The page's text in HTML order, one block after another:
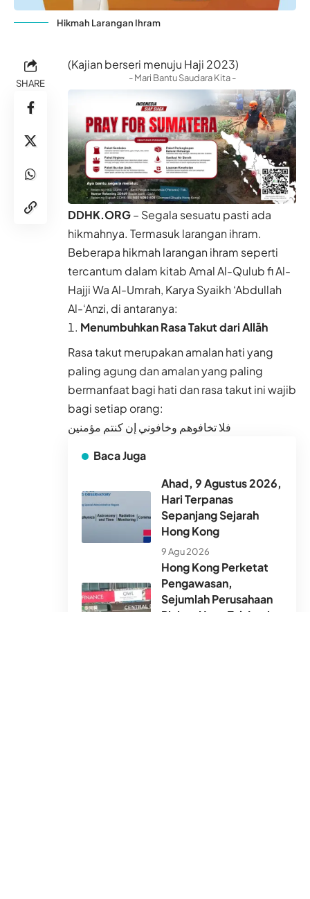
Hikmah Larangan Ihram
SHARE
(Kajian berseri menuju Haji 2023)
- Mari Bantu Saudara Kita -
DDHK.ORG– Segala sesuatu pasti ada
hikmahnya. Termasuk larangan ihram.
Beberapa hikmahlarangan ihram seperti
tercantum dalam kitabAmal Al-Qulub fi Al-
Hajji Wa Al-Umrah, Karya Syaikh ‘Abdullah
Al-‘Anzi, di antaranya:
Menumbuhkan Rasa Takut dari Allāh
Rasatakutmerupakan amalan hati yang
paling agung dan amalan yang paling
bermanfaat bagi hati dan rasa takut ini wajib
bagi setiap orang:
فلا تخافوهم وخافوني إن كنتم مؤمنين
Baca Juga
Ahad, 9 Agustus 2026,
Hari Terpanas
Sepanjang Sejarah
Hong Kong
9 Agu 2026
Hong Kong Perketat
Pengawasan,
Sejumlah Perusahaan
Pinjam Uang Tak Lagi